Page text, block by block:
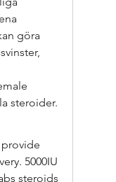
göra
5000IU
steroids